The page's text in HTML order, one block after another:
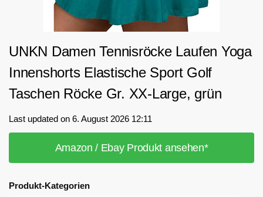
UNKN Damen Tennisröcke Laufen Yoga
Innenshorts Elastische Sport Golf
Taschen Röcke Gr. XX-Large, grün
Last updated on 6. August 2026 12:11
Amazon / Ebay Produkt ansehen*
Produkt-Kategorien